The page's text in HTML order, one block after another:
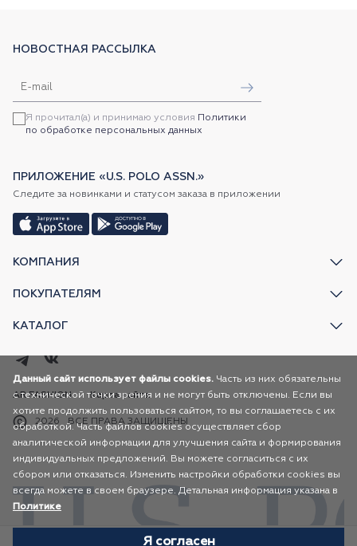
КОМПАНИЯ
ПОКУПАТЕЛЯМ
КАТАЛОГ
НОВОСТНАЯ РАССЫЛКА
Я прочитал(а) и принимаю условия Политики
по обработке персональных данных
ПРИЛОЖЕНИЕ «U.S. POLO ASSN.»
Следите за новинками и статусом заказа в приложении
2026 ВСЕ ПРАВА ЗАЩИЩЕНЫ
AR FASHION Карта сайта
Данный сайт использует файлы cookies. Часть из них обязательны
с технической точки зрения и не могут быть отключены. Если вы
хотите продолжить пользоваться сайтом, то вы соглашаетесь с их
обработкой. Часть файлов cookies осуществляет сбор
аналитической информации для улучшения сайта и формирования
индивидуальных предложений. Вы можете согласиться с их
сбором или отказаться. Изменить настройки обработки cookies вы
всегда можете в своем браузере. Детальная информация указана в
Политике
Я согласен